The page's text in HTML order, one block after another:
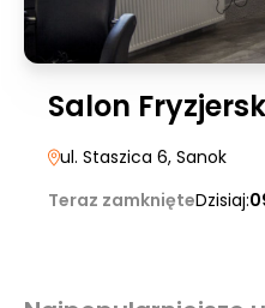
Salon
ul. Staszica 6, Sanok
Teraz zamknięteDzisiaj: